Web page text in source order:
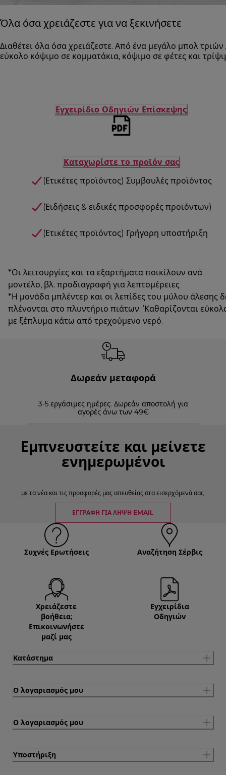
Όλα όσα χρειάζεστε για να ξεκινήσετε
Διαθέτει όλα όσα χρειάζεστε. Από ένα μεγάλο μπολ
εύκολο κόψιμο σε κομματάκια, κόψιμο σε φέτες και
Εγχειρίδιο Οδηγιών Επίσκεψης
Καταχωρίστε το προϊόν σας
(Ετικέτες προϊόντος) Συμβουλές προϊόντος
(Ειδήσεις & ειδικές προσφορές προϊόντων)
(Ετικέτες προϊόντος) Γρήγορη υποστήριξη
*Οι λειτουργίες και τα εξαρτήματα ποικίλουν ανά
μοντέλο, βλ. προδιαγραφή για λεπτομέρειες
*Η μονάδα μπλέντερ και οι λεπίδες του μύλου άλεσης
πλένονται στο πλυντήριο πιάτων. ’Καθαρίζονται
με ξέπλυμα κάτω από τρεχούμενο νερό.
Δωρεάν μεταφορά
3-5 εργάσιμες ημέρες. Δωρεάν αποστολή για
αγορές άνω των 49€
Εμπνευστείτε και μείνετε
ενημερωμένοι
με τα νέα και τις προσφορές μας απευθείας στα εισερχόμενά σας.
ΕΓΓΡΑΦΉ ΓΙΑ ΛΉΨΗ EMAIL
Συχνές Ερωτήσεις Αναζήτηση Σέρβις
Χρειάζεστε
βοήθεια;
Επικοινωνήστε
μαζί μας
Εγχειρίδια
Οδηγιών
Κατάστημα
Ο λογαριασμός μου
Ο λογαριασμός μου
Υποστήριξη